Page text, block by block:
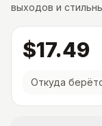
выходов и
$17.49
Откуда